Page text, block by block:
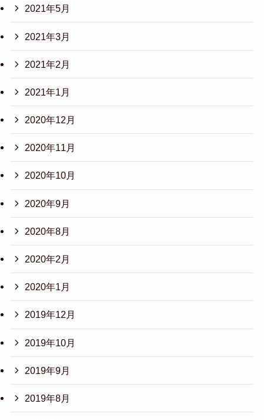
2021年5月
2021年3月
2021年2月
2021年1月
2020年12月
2020年11月
2020年10月
2020年9月
2020年8月
2020年2月
2020年1月
2019年12月
2019年10月
2019年9月
2019年8月